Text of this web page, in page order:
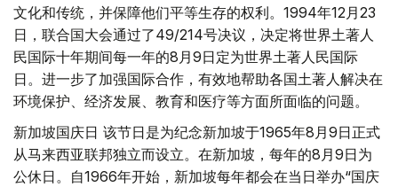
文化和传统，并保障他们平等生存的权利。1994年12月23
日，联合国大会通过了49/214号决议，决定将世界土著人
民国际十年期间每一年的8月9日定为世界土著人民国际
日。进一步了加强国际合作，有效地帮助各国土著人解决在
环境保护、经济发展、教育和医疗等方面所面临的问题。
新加坡国庆日 该节日是为纪念新加坡于1965年8月9日正式
从马来西亚联邦独立而设立。在新加坡，每年的8月9日为
公休日。自1966年开始，新加坡每年都会在当日举办“国庆